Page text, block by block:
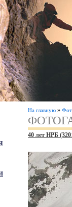
На главную »
40 лет НРБ